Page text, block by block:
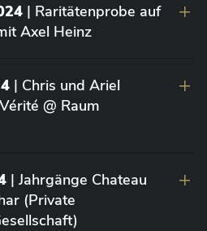
| Raritätenprobe auf
Axel Heinz
| Chris und Ariel
@ Raum
| Jahrgänge Chateau
(Private